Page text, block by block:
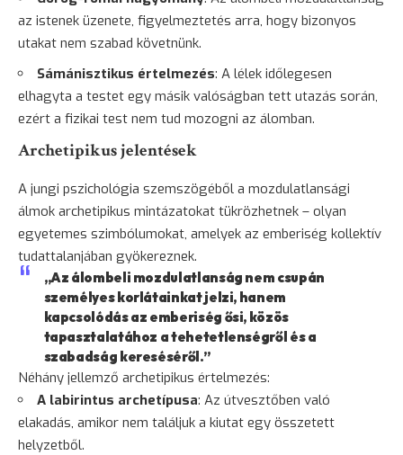
az istenek üzenete, figyelmeztetés arra, hogy bizonyos
utakat nem szabad követnünk.
Sámánisztikus értelmezés: A lélek időlegesen
elhagyta a testet egy másik valóságban tett utazás során,
ezért a fizikai test nem tud mozogni az álomban.
Archetipikus jelentések
A jungi pszichológia szemszögéből a mozdulatlansági
álmok archetipikus mintázatokat tükrözhetnek – olyan
egyetemes szimbólumokat, amelyek az emberiség kollektív
tudattalanjában gyökereznek.
„Az álombeli mozdulatlanság nem csupán
személyes korlátainkat jelzi, hanem
kapcsolódás az emberiség ősi, közös
tapasztalatához a tehetetlenségről és a
szabadság kereséséről.”
Néhány jellemző archetipikus értelmezés:
A labirintus archetípusa: Az útvesztőben való
elakadás, amikor nem találjuk a kiutat egy összetett
helyzetből.